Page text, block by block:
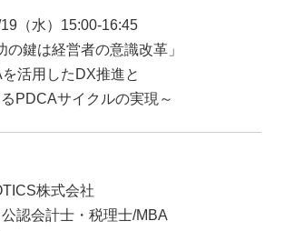
（水）15:00-16:45
は経営者の意識改革」
したDX推進と
サイクルの実現～
株式会社
認会計士・税理士/MBA